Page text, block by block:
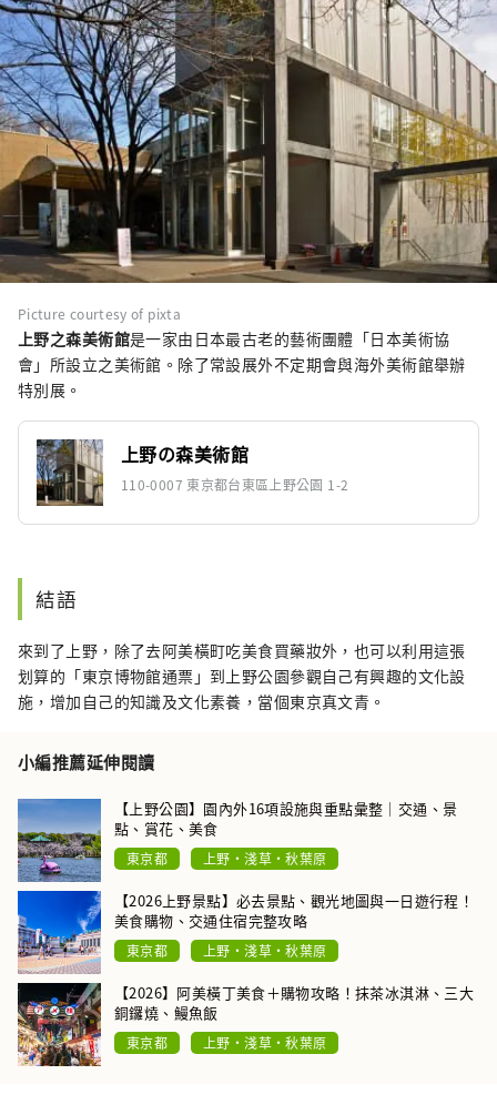
Picture courtesy of pixta
上野之森美術館是一家由日本最古老的藝術團體「日本美術協
會」所設立之美術館。除了常設展外不定期會與海外美術館舉辦
特別展。
上野の森美術館
110-0007 東京都台東區上野公園 1-2
結語
來到了上野，除了去阿美橫町吃美食買藥妝外，也可以利用這張
划算的「東京博物館通票」到上野公園參觀自己有興趣的文化設
施，增加自己的知識及文化素養，當個東京真文青。
小編推薦延伸閱讀
【上野公園】園內外16項設施與重點彙整｜交通、景
點、賞花、美食
東京都 上野・淺草・秋葉原
【2026上野景點】必去景點、觀光地圖與一日遊行程！
美食購物、交通住宿完整攻略
東京都 上野・淺草・秋葉原
【2026】阿美橫丁美食＋購物攻略！抹茶冰淇淋、三大
銅鑼燒、鰻魚飯
東京都 上野・淺草・秋葉原